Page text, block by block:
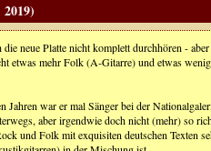
neue Platte nicht komplett durchhören -
etwas mehr Folk (A-Gitarre) und etwas
Jahren war er mal Sänger bei der
aber irgendwie doch nicht (mehr) so
und Folk mit exquisiten deutschen Texten